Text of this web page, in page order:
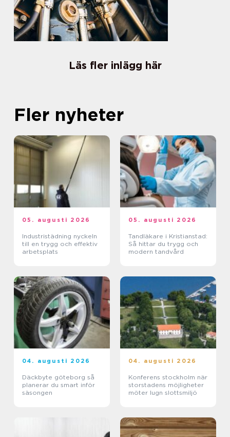
Läs fler inlägg här
Fler nyheter
05. augusti 2026
Industristädning nyckeln
till en trygg och effektiv
arbetsplats
05. augusti 2026
Tandläkare i Kristianstad:
Så hittar du trygg och
modern tandvård
04. augusti 2026
Däckbyte göteborg så
planerar du smart inför
säsongen
04. augusti 2026
Konferens stockholm när
storstadens möjligheter
möter lugn slottsmiljö